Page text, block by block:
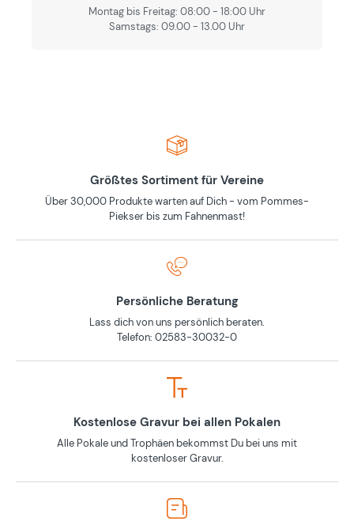
Montag bis Freitag: 08:00 - 18:00 Uhr
Samstags: 09.00 - 13.00 Uhr
Größtes Sortiment für Vereine
Über 30,000 Produkte warten auf Dich - vom Pommes-
Piekser bis zum Fahnenmast!
Persönliche Beratung
Lass dich von uns persönlich beraten.
Telefon: 02583-30032-0
Kostenlose Gravur bei allen Pokalen
Alle Pokale und Trophäen bekommst Du bei uns mit
kostenloser Gravur.